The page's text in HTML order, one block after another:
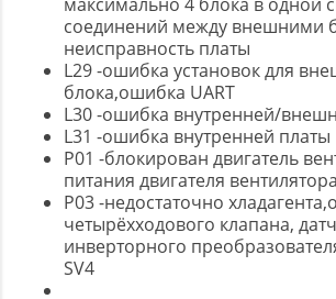
соединений между внешними
неисправность платы
L29 -ошибка установок для
блока,ошибка UART
L30 -ошибка внутренней/
L31 -ошибка внутренней платы
P01 -блокирован двигатель
питания двигателя вентилятора
P03 -недостаточно
четырёхходового клапана,
инверторного
SV4